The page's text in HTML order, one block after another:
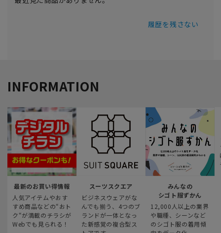
履歴を残さない
INFORMATION
最新のお買い得情報
人気アイテムやおす
すめ商品などの“おト
ク“が満載のチラシが
Webでも見られる！
スーツスクエア
ビジネスウェアがな
んでも揃う、4つのブ
ランドが一体となっ
た新感覚の複合型ス
みんなの
シゴト服ずかん
12,000人以上の業界
や職種、シーンなど
のシゴト服の着用傾